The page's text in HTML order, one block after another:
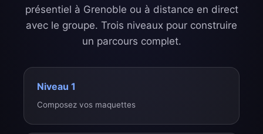
présentiel à Grenoble ou à distance en direct
avec le groupe. Trois niveaux pour construire
un parcours complet.
Niveau 1
Composez vos maquettes